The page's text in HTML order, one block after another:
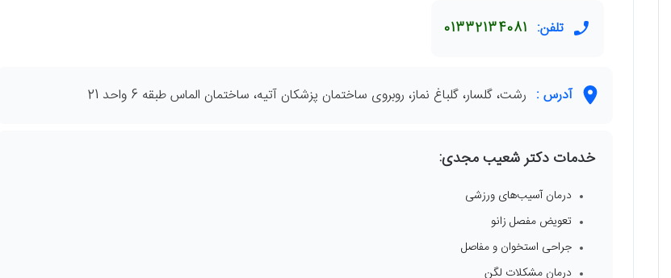
تلفن: 01332134081
آدرس : رشت، گلسار، گلباغ نماز، روبروی ساختمان پزشکان آتیه، ساختمان الماس طبقه 6 واحد 21
خدمات دکتر شعیب مجدی:
درمان آسیب‌های ورزشی
تعویض مفصل زانو
جراحی استخوان و مفاصل
درمان مشکلات لگن